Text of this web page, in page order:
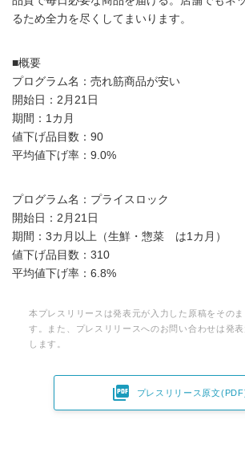
るため全力を尽くしてまいります。
■概要
プログラム名：売れ筋商品が安い
開始日：2月21日
期間：1カ月
値下げ品目数：90
平均値下げ率：9.0%
プログラム名：プライスロック
開始日：2月21日
期間：3カ月以上（生鮮・惣菜 は1カ月）
値下げ品目数：310
平均値下げ率：6.8%
本プレスリリースは発表元が入力した原稿をその
す。また、プレスリリースへのお問い合わせは発
します。
 プレスリリース原文